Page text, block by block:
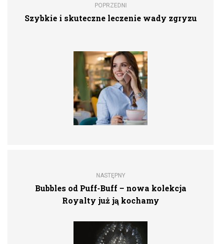
POPRZEDNI
Szybkie i skuteczne leczenie wady zgryzu
NASTĘPNY
Bubbles od Puff-Buff – nowa kolekcja
Royalty już ją kochamy